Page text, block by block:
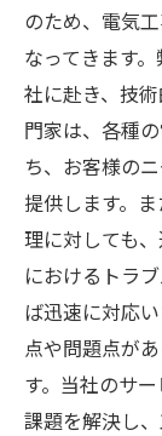
のため、電気
なってきます
社に赴き、技
門家は、各種
ち、お客様の
提供します。
理に対しても
におけるトラ
ば迅速に対応
点や問題点が
す。当社のサ
課題を解決し